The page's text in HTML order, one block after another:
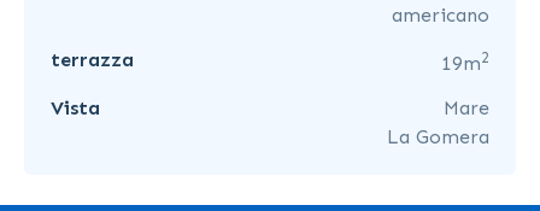
americano
terrazza
19m2
Vista
Mare
La Gomera